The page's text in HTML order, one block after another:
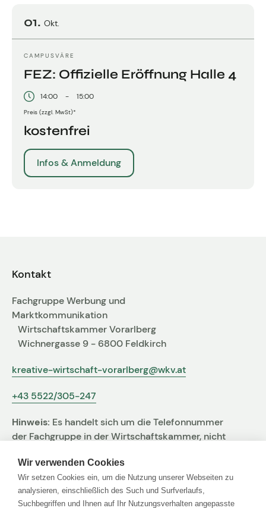
01. Okt.
CAMPUSVÄRE
FEZ: Offizielle Eröffnung Halle 4
14:00 - 15:00
Preis (zzgl. MwSt)*
kostenfrei
Infos & Anmeldung
Kontakt
Fachgruppe Werbung und
Marktkommunikation
Wirtschaftskammer Vorarlberg
Wichnergasse 9 - 6800 Feldkirch
kreative-wirtschaft-vorarlberg@wkv.at
+43 5522/305-247
Hinweis: Es handelt sich um die Telefonnummer
der Fachgruppe in der Wirtschaftskammer, nicht
Wir verwenden Cookies
Wir setzen Cookies ein, um die Nutzung unserer Webseiten zu
analysieren, einschließlich des Such und Surfverlaufs,
Suchbegriffen und Ihnen auf Ihr Nutzungsverhalten angepasste